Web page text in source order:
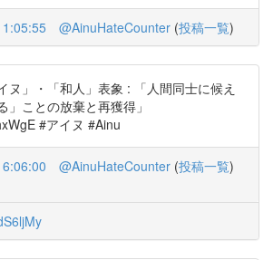
@AinuHateCounter (投稿一覧)
ヌ」・「和人」表象 : 「人間同士に候え
」ことの放棄と再獲得」
#アイヌ #Ainu
@AinuHateCounter (投稿一覧)